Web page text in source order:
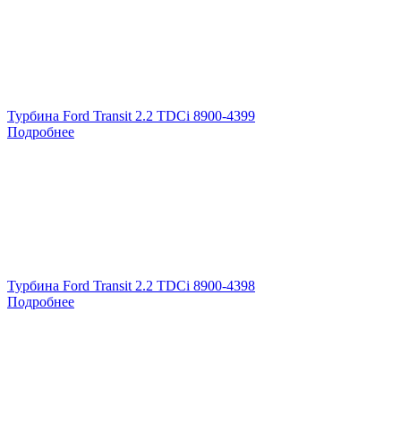
Турбина Ford Transit 2.2 TDCi 8900-4399
Подробнее
Турбина Ford Transit 2.2 TDCi 8900-4398
Подробнее